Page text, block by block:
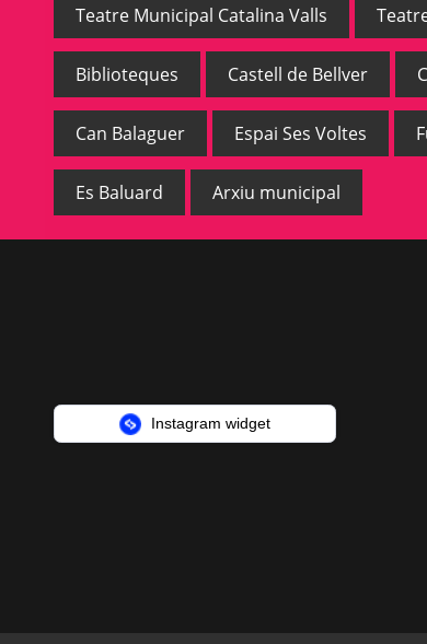
Teatre Municipal Catalina Valls
Biblioteques Castell de Bellver
Can Balaguer Espai Ses Voltes
Es Baluard Arxiu municipal
Instagram widget